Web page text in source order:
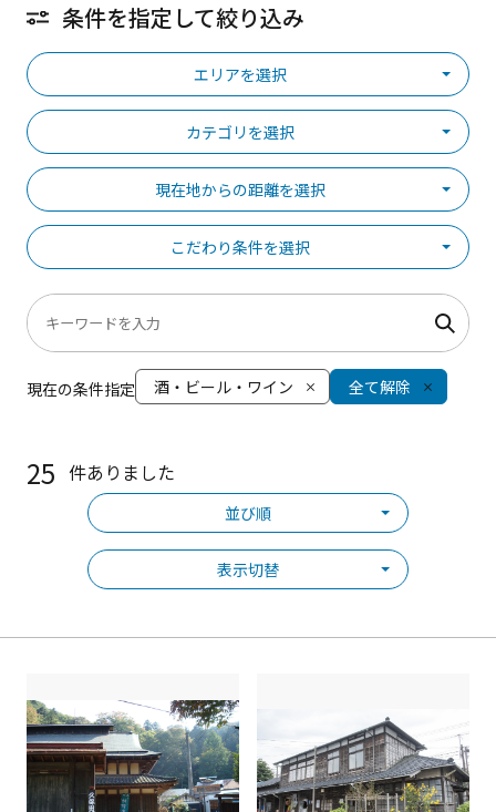
条件を指定して絞り込み
エリアを選択
カテゴリを選択
現在地からの距離を選択
こだわり条件を選択
現在の条件指定 酒・ビール・ワイン 全て解除
25 件ありました
並び順
表示切替